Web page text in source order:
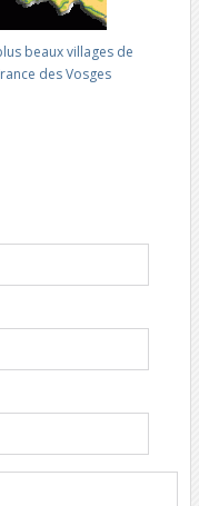
beaux villages de
des Vosges